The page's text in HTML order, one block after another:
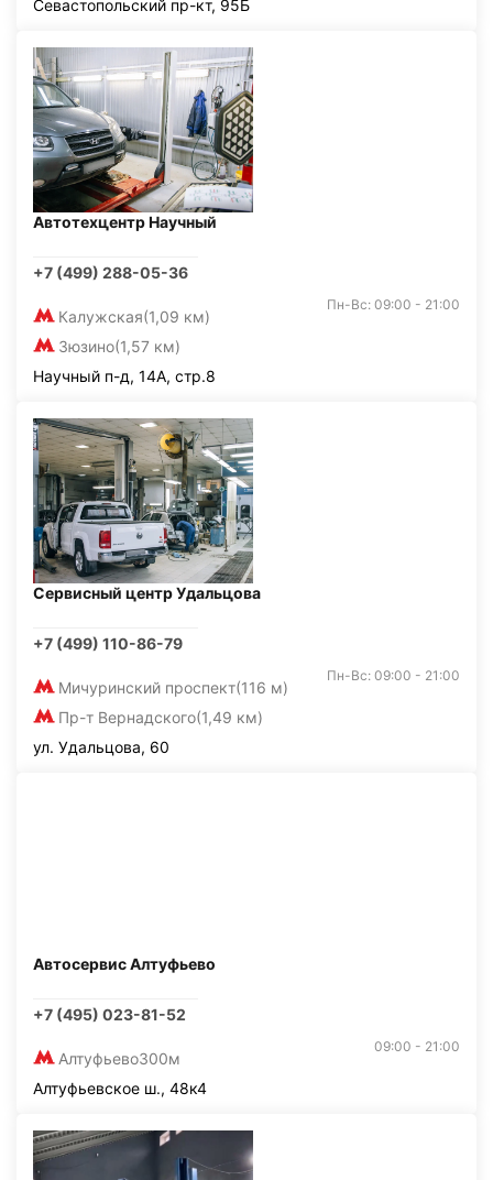
Севастопольский пр-кт, 95Б
Автотехцентр Научный
+7 (499) 288-05-36
Калужская(1,09 км)
Зюзино(1,57 км)
Пн-Вс: 09:00 - 21:00
Научный п-д, 14А, стр.8
Сервисный центр Удальцова
+7 (499) 110-86-79
Мичуринский проспект(116 м)
Пр-т Вернадского(1,49 км)
Пн-Вс: 09:00 - 21:00
ул. Удальцова, 60
Автосервис Алтуфьево
+7 (495) 023-81-52
Алтуфьево300м
09:00 - 21:00
Алтуфьевское ш., 48к4